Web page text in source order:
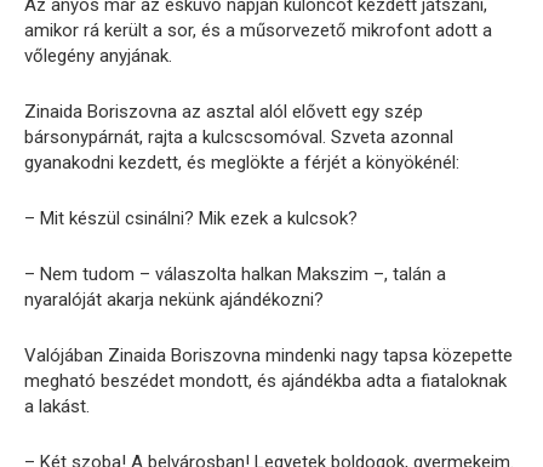
Az anyós már az esküvő napján különcöt kezdett játszani,
amikor rá került a sor, és a műsorvezető mikrofont adott a
vőlegény anyjának.
Zinaida Boriszovna az asztal alól elővett egy szép
bársonypárnát, rajta a kulcscsomóval. Szveta azonnal
gyanakodni kezdett, és meglökte a férjét a könyökénél:
– Mit készül csinálni? Mik ezek a kulcsok?
– Nem tudom – válaszolta halkan Makszim –, talán a
nyaralóját akarja nekünk ajándékozni?
Valójában Zinaida Boriszovna mindenki nagy tapsa közepette
megható beszédet mondott, és ajándékba adta a fiataloknak
a lakást.